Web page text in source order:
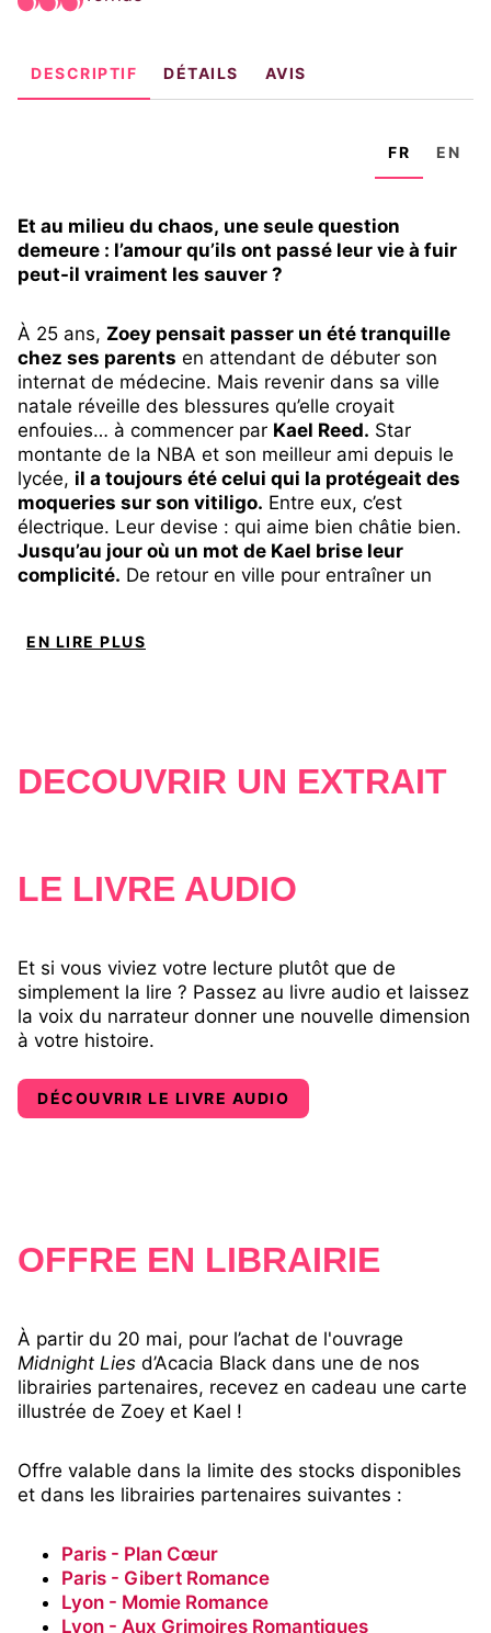
DESCRIPTIF DÉTAILS AVIS
FR EN
Et au milieu du chaos, une seule question
demeure : l’amour qu’ils ont passé leur vie à fuir
peut-il vraiment les sauver ?
À 25 ans, Zoey pensait passer un été tranquille
chez ses parents en attendant de débuter son
internat de médecine. Mais revenir dans sa ville
natale réveille des blessures qu’elle croyait
enfouies… à commencer par Kael Reed. Star
montante de la NBA et son meilleur ami depuis le
lycée, il a toujours été celui qui la protégeait des
moqueries sur son vitiligo. Entre eux, c’est
électrique. Leur devise : qui aime bien châtie bien.
Jusqu’au jour où un mot de Kael brise leur
complicité. De retour en ville pour entraîner un
pour l’aider à séduire un ancien crush
EN LIRE PLUS
DÉCOUVRIR UN EXTRAIT
LE LIVRE AUDIO
Et si vous viviez votre lecture plutôt que de
simplement la lire ? Passez au livre audio et laissez
la voix du narrateur donner une nouvelle dimension
à votre histoire.
DÉCOUVRIR LE LIVRE AUDIO
OFFRE EN LIBRAIRIE
À partir du 20 mai, pour l’achat de l'ouvrage
Midnight Lies d’Acacia Black dans une de nos
librairies partenaires, recevez en cadeau une carte
illustrée de Zoey et Kael !
Offre valable dans la limite des stocks disponibles
et dans les librairies partenaires suivantes :
Paris - Plan Cœur
Paris - Gibert Romance
Lyon - Momie Romance
Lyon - Aux Grimoires Romantiques